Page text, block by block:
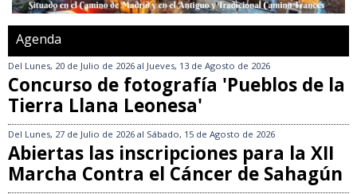
Agenda
Del Lunes, 20 de Julio de 2026 al Jueves, 13 de Agosto de 2026
Concurso de fotografía 'Pueblos de la
Tierra Llana Leonesa'
Del Lunes, 27 de Julio de 2026 al Sábado, 15 de Agosto de 2026
Abiertas las inscripciones para la XII
Marcha Contra el Cáncer de Sahagún